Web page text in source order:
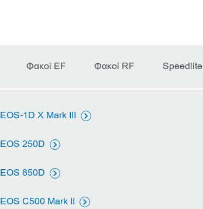
EOS-1D X Mark III 
EOS 250D 
EOS 850D 
EOS C500 Mark II 
Φακοί EF Φακοί RF Speedlite